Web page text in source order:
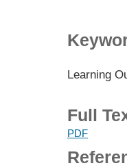
Learning
Full
PDF